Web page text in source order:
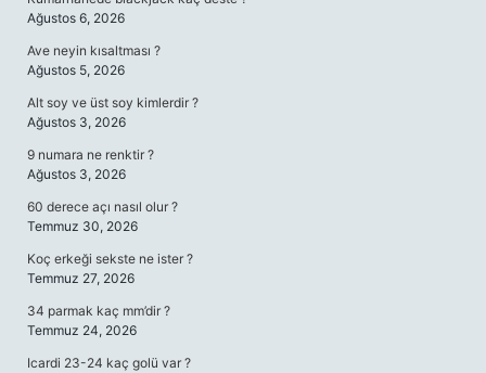
Ağustos 6, 2026
Ave neyin kısaltması ?
Ağustos 5, 2026
Alt soy ve üst soy kimlerdir ?
Ağustos 3, 2026
9 numara ne renktir ?
Ağustos 3, 2026
60 derece açı nasıl olur ?
Temmuz 30, 2026
Koç erkeği sekste ne ister ?
Temmuz 27, 2026
34 parmak kaç mm’dir ?
Temmuz 24, 2026
Icardi 23-24 kaç golü var ?